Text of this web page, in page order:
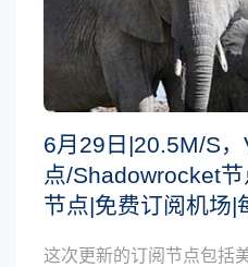
6月29日|20.5M/S
点/Shadowrocket
节点|免费订阅机场|
这次更新的订阅节点包括